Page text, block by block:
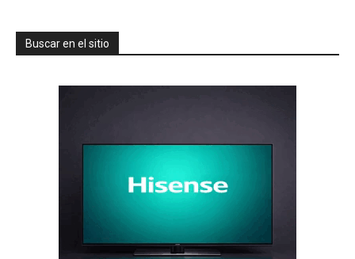
Buscar en el sitio